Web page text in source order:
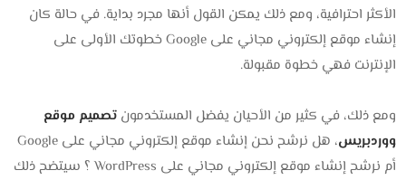
الأكثر احترافية، ومع ذلك يمكن القول أنها مجرد بداية. في حالة كان
إنشاء موقع إلكتروني مجاني على Google خطوتك الأولى على
الإنترنت فهي خطوة مقبولة.
ومع ذلك، في كثير من الأحيان يفضل المستخدمونتصميم موقع
ووردبريس
، هل نرشح نحن إنشاء موقع إلكتروني مجاني على Google
أم نرشح إنشاء موقع إلكتروني مجاني على WordPress ؟ سيتضح ذلك